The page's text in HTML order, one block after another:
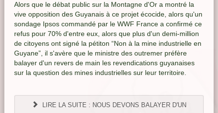
Alors que le débat public sur la Montagne d'Or a montré la
vive opposition des Guyanais à ce projet écocide, alors qu'un
sondage Ipsos commandé par le WWF France a confirmé ce
refus pour 70% d'entre eux, alors que plus d'un demi-million
de citoyens ont signé la pétiton “Non à la mine industrielle en
Guyane”, il s'avère que le ministre des outremer préfère
balayer d'un revers de main les revendications guyanaises
sur la question des mines industrielles sur leur territoire.
LIRE LA SUITE : NOUS DEVONS BALAYER D'UN